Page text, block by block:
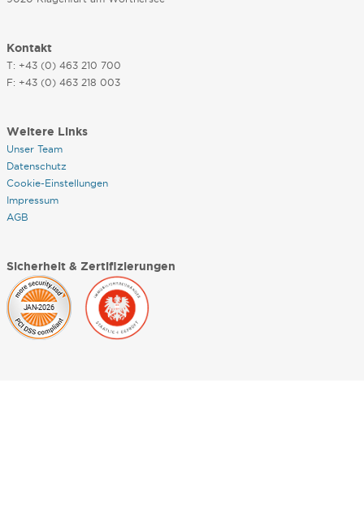
Kontakt
T: +43 (0) 463 210 700
F: +43 (0) 463 218 003
Weitere Links
Unser Team
Datenschutz
Cookie-Einstellungen
Impressum
AGB
Sicherheit & Zertifizierungen